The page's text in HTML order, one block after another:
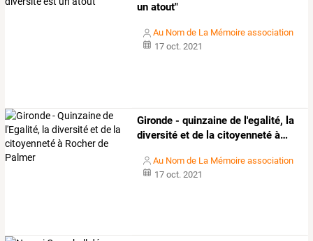
un atout"
Au Nom de La Mémoire association
17 oct. 2021
Gironde - quinzaine de l'egalité, la
diversité et de la citoyenneté à…
Au Nom de La Mémoire association
17 oct. 2021